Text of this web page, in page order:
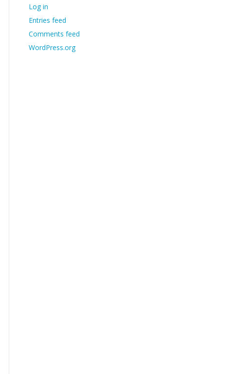
Log in
Entries feed
Comments feed
WordPress.org